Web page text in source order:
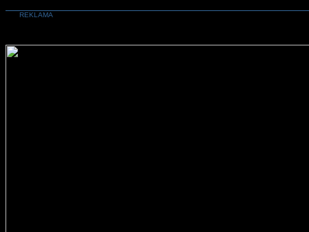
REKLAMA